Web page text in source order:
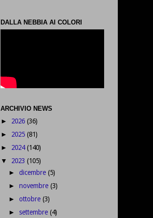
DALLA NEBBIA AI COLORI
ARCHIVIO NEWS
► 2026 (36)
► 2025 (81)
► 2024(140)
▼ 2023 (105)
►dicembre(5)
►novembre(3)
►ottobre(3)
► settembre(4)